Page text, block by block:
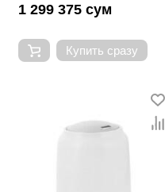
1 299 375 сум
Купить сразу